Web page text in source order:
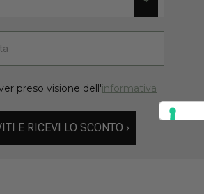
preso visione dell'informativa
E RICEVI LO SCONTO ›